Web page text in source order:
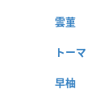
雲菫
トーマ
早柚